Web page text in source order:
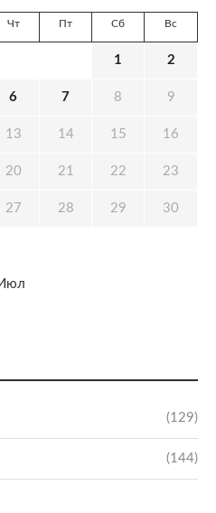
(129)
(144)
Чт Пт Сб Вс
1 2
6 7 8 9
13 14 15 16
20 21 22 23
27 28 29 30